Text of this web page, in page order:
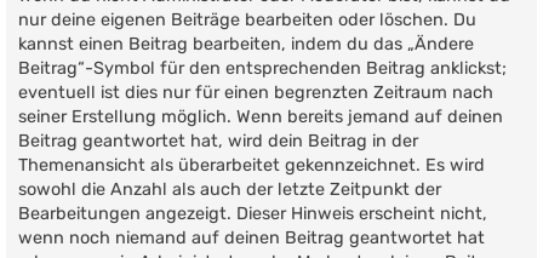
nur deine eigenen Beiträge bearbeiten oder löschen. Du
kannst einen Beitrag bearbeiten, indem du das „Ändere
Beitrag“-Symbol für den entsprechenden Beitrag anklickst;
eventuell ist dies nur für einen begrenzten Zeitraum nach
seiner Erstellung möglich. Wenn bereits jemand auf deinen
Beitrag geantwortet hat, wird dein Beitrag in der
Themenansicht als überarbeitet gekennzeichnet. Es wird
sowohl die Anzahl als auch der letzte Zeitpunkt der
Bearbeitungen angezeigt. Dieser Hinweis erscheint nicht,
wenn noch niemand auf deinen Beitrag geantwortet hat